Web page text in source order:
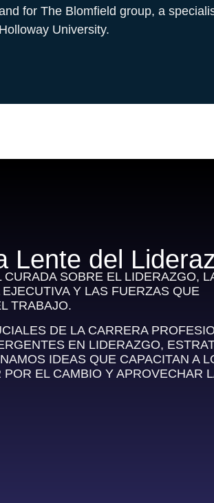
for The Blomfield group, a
Holloway University.
Lente del
SOBRE EL LIDERAZGO,
Y LAS FUERZAS QUE
TRABAJO.
DE LA CARRERA
EN LIDERAZGO,
IDEAS QUE CAPACITAN A
EL CAMBIO Y APROVECHAR